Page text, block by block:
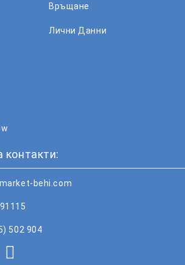
Връщане
Лични Данни
behi.com
502 904